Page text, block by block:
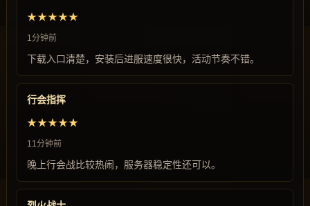
★★★★★
1分钟前
下载入口清楚，安装后进服速度很快，活动节奏不错。
行会指挥
★★★★★
11分钟前
晚上行会战比较热闹，服务器稳定性还可以。